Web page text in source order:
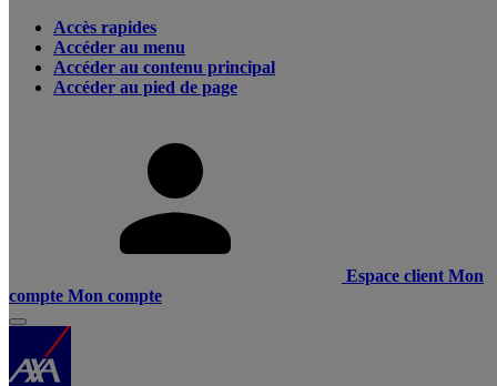
Accès rapides
Accéder au menu
Accéder au contenu principal
Accéder au pied de page
Espace client Mon
compte Mon compte